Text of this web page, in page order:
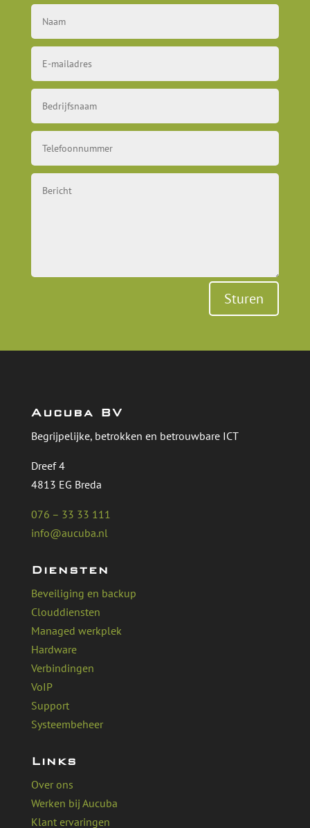
Sturen
Aucuba BV
Begrijpelijke, betrokken en betrouwbare ICT
Dreef 4
4813 EG Breda
076 – 33 33 111
info@aucuba.nl
Diensten
Beveiliging en backup
Clouddiensten
Managed werkplek
Hardware
Verbindingen
VoIP
Support
Systeembeheer
Links
Over ons
Werken bij Aucuba
Klant ervaringen